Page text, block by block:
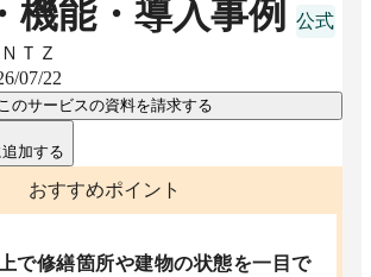
機能・導入事例
ＴＺ
07/22
のサービスの資料を請求する
加する
おすすめポイント
で修繕箇所や建物の状態を一目で